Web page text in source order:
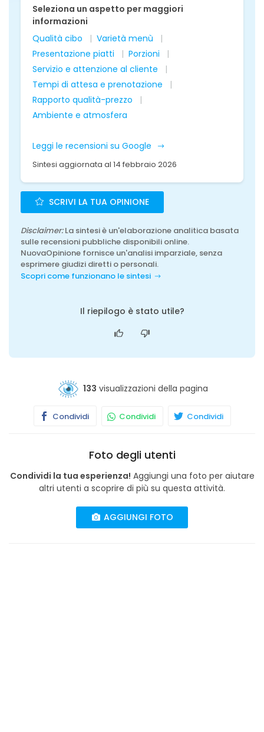
Seleziona un aspetto per maggiori
informazioni
Qualità cibo
Varietà menù
Presentazione piatti
Porzioni
Servizio e attenzione al cliente
Tempi di attesa e prenotazione
Rapporto qualità-prezzo
Ambiente e atmosfera
Leggi le recensioni su Google
Sintesi aggiornata al 14 febbraio 2026
SCRIVI LA TUA OPINIONE
Disclaimer:La sintesi è un'elaborazione analitica basata
sulle recensioni pubbliche disponibili online.
NuovaOpinione fornisce un'analisi imparziale, senza
esprimere giudizi diretti o personali.
Scopri come funzionano le sintesi
Il riepilogo è stato utile?
133 visualizzazioni della pagina
Condividi Condividi Condividi
Foto degli utenti
Condividi la tua esperienza! Aggiungi una foto per aiutare
altri utenti a scoprire di più su questa attività.
AGGIUNGI FOTO